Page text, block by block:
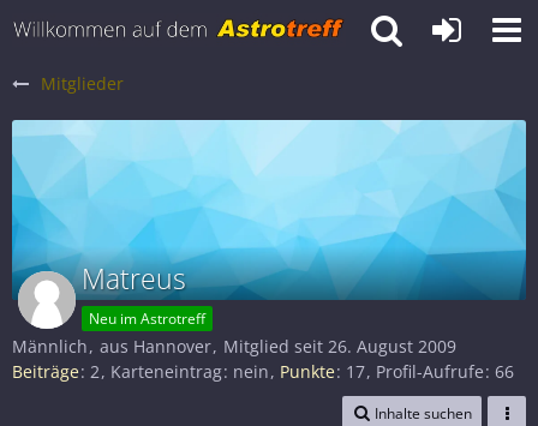
Mitglieder
Matreus
Neu im Astrotreff
Männlich aus Hannover Mitglied seit 26. August 2009
Beiträge 2 Karteneintrag nein Punkte 17 Profil-Aufrufe 66
Inhalte suchen